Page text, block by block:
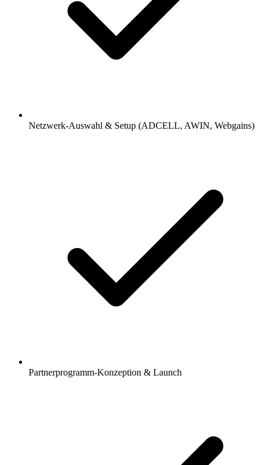
Netzwerk-Auswahl & Setup (ADCELL, AWIN, Webgains)
Partnerprogramm-Konzeption & Launch